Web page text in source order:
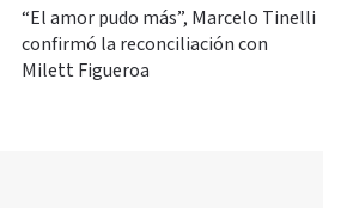
“El amor pudo más”, Marcelo Tinelli
confirmó la reconciliación con
Milett Figueroa